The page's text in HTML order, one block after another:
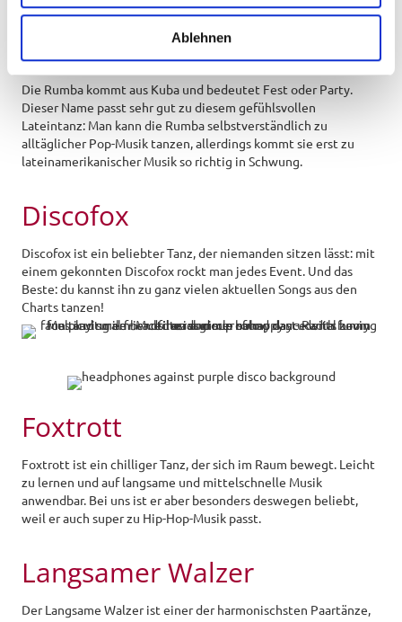
l
Ablehnen
Rumba
Die Rumba kommt aus Kuba und bedeutet Fest oder Party.
Dieser Name passt sehr gut zu diesem gefühlsvollen
Lateintanz: Man kann die Rumba selbstverständlich zu
alltäglicher Pop-Musik tanzen, allerdings kommt sie erst zu
lateinamerikanischer Musik so richtig in Schwung.
Discofox
Discofox ist ein beliebter Tanz, der niemanden sitzen lässt: mit
einem gekonnten Discofox rockt man jedes Event. Und das
Beste: du kannst ihn zu ganz vielen aktuellen Songs aus den
Charts tanzen!
Foxtrott
Foxtrott ist ein chilliger Tanz, der sich im Raum bewegt. Leicht
zu lernen und auf langsame und mittelschnelle Musik
anwendbar. Bei uns ist er aber besonders deswegen beliebt,
weil er auch super zu Hip-Hop-Musik passt.
Langsamer Walzer
Der Langsame Walzer ist einer der harmonischsten Paartänze,